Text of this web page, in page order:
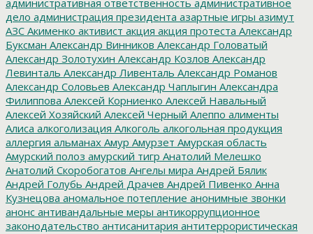
дело администрация президента азартные игры азимут
АЗС Акименко активист акция акция протеста Александр
Буксман Александр Винников Александр Головатый
Александр Золотухин Александр Козлов Александр
Левинталь Александр Ливенталь Александр Романов
Александр Соловьев Александр Чаплыгин Александра
Филиппова Алексей Корниенко Алексей Навальный
Алексей Хозяйский Алексей Черный Алеппо алименты
Алиса алкоголизация Алкоголь алкогольная продукция
аллергия альманах Амур Амурзет Амурская область
Амурский полоз амурский тигр Анатолий Мелешко
Анатолий Скоробогатов Ангелы мира Андрей Бялик
Андрей Голубь Андрей Драчев Андрей Пивенко Анна
Кузнецова аномальное потепление анонимные звонки
анонс антивандальные меры антикоррупционное
законодательство антисанитария антитеррористическая